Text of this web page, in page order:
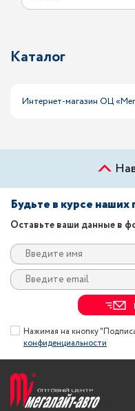
Каталог
Интернет-магазин ОЦ
Будьте в курсе
Оставьте ваши данные в
Нажимая на кнопку
конфиденциальности